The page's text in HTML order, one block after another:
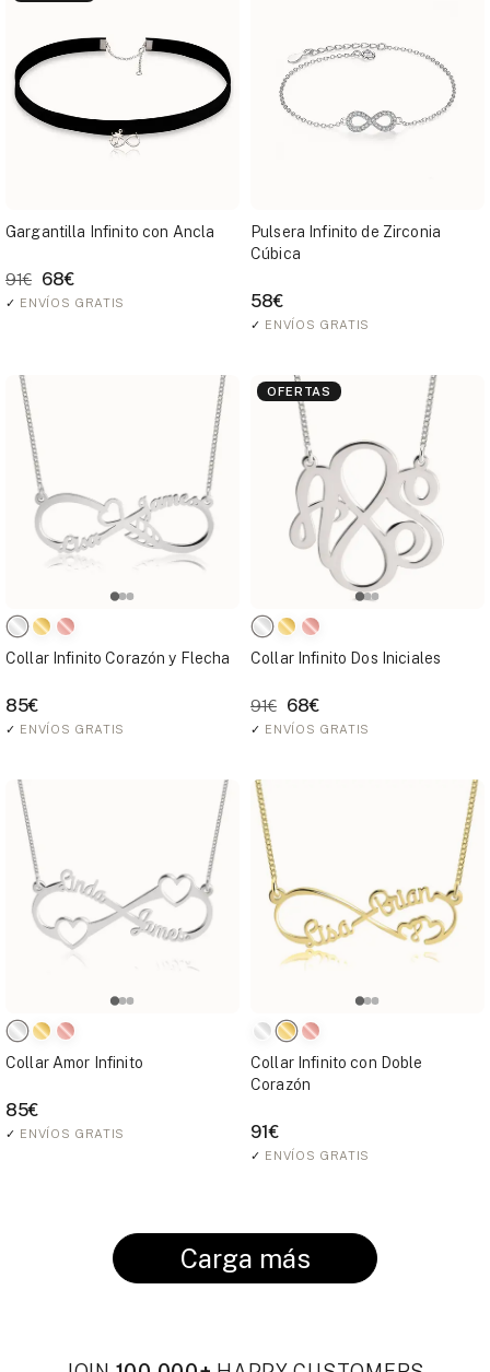
Gargantilla Infinito con Ancla
91€ 68€
✓ ENVÍOS GRATIS
Pulsera Infinito de Zirconia
Cúbica
58€
✓ ENVÍOS GRATIS
Collar Infinito Corazón y Flecha
85€
✓ ENVÍOS GRATIS
OFERTAS
Collar Infinito Dos Iniciales
91€ 68€
✓ ENVÍOS GRATIS
Collar Amor Infinito
85€
✓ ENVÍOS GRATIS
Collar Infinito con Doble
Corazón
91€
✓ ENVÍOS GRATIS
Carga más